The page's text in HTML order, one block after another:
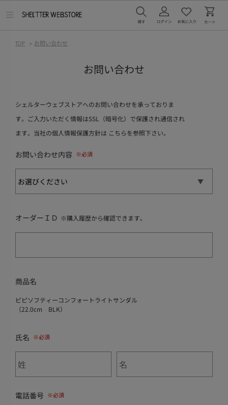
TOP > お問い合わせ
お問い合わせ
シェルターウェブストアへのお問い合わせを承っておりま
す。ご入力いただく情報はSSL（暗号化）で保護され通信され
ます。当社の個人情報保護方針は こちらを参照下さい。
お問い合わせ内容
オーダーＩＤ ※購入履歴から確認できます。
商品名
ピピソフティーコンフォートライトサンダル
（22.0cm BLK）
氏名
電話番号